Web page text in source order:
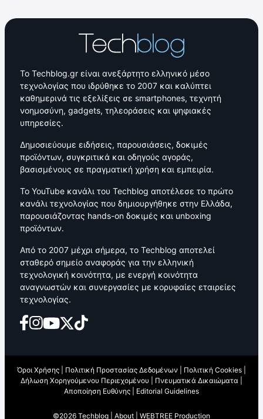
Το Techblog.gr είναι ανεξάρτητο ελληνικό μέσο
τεχνολογίας που ιδρύθηκε το 2007 και καλύπτει
καθημερινά τις εξελίξεις σε smartphones, τεχνητή
νοημοσύνη, gadgets, τηλεοράσεις και ψηφιακές
υπηρεσίες.
Δημοσιεύουμε ειδήσεις, παρουσιάσεις, δοκιμές
προϊόντων, συγκριτικά και οδηγούς αγοράς,
βασισμένους σε πραγματική χρήση και εμπειρία.
Το YouTube κανάλι του Techblog αποτέλεσε το πρώτο
κανάλι τεχνολογίας που δημιουργήθηκε στην Ελλάδα,
παρουσιάζοντας hands-on δοκιμές και unboxing
προϊόντων.
Από το 2007 μέχρι σήμερα, το Techblog αποτελεί
σταθερό σημείο αναφοράς για την ελληνική
τεχνολογική κοινότητα, με ενεργή κοινότητα
αναγνωστών και συνεργασίες με κορυφαίες εταιρείες
τεχνολογίας.
Όροι Χρήσης Πολιτική Προστασίας Δεδομένων Πολιτική Cookies
Δήλωση Χορηγούμενου Περιεχομένου
Πνευματικά Δικαιώματα
Αποποίηση Ευθύνης
Editorial Guidelines
©2026 Techblog | About WEBTREE Production